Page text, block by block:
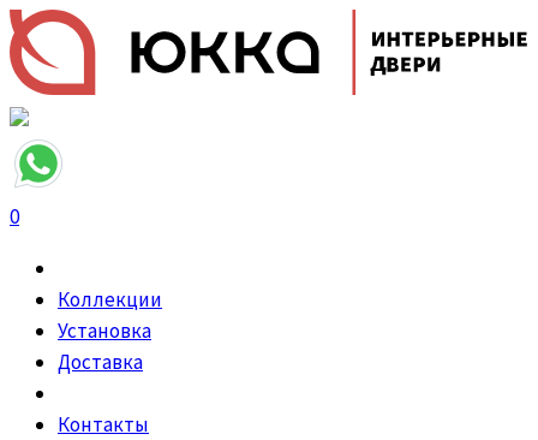
0
Коллекции
Установка
Доставка
Контакты